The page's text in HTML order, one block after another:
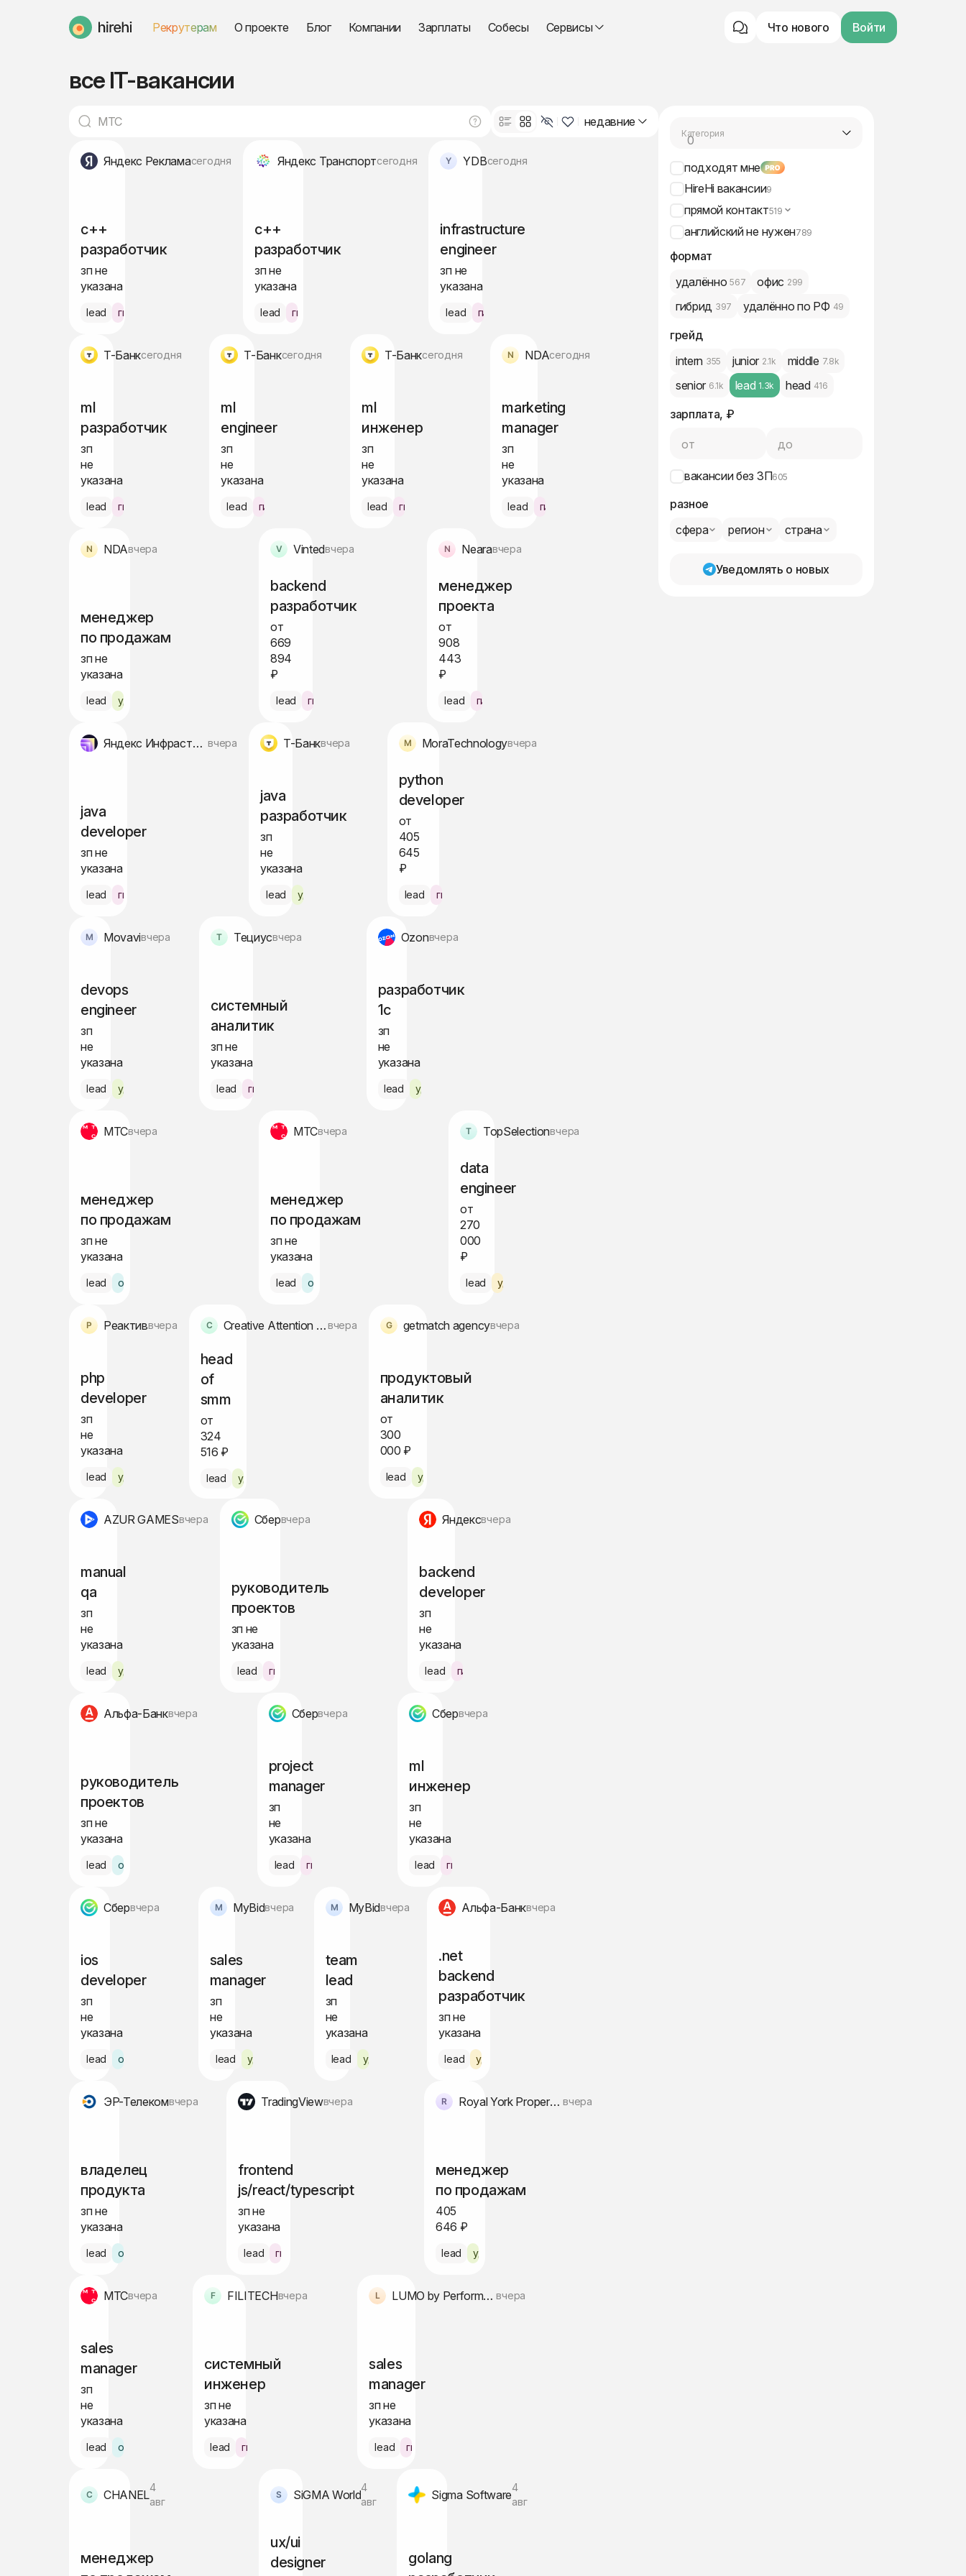
HireHi Рекрутерам О проекте Блог Компании Зарплаты Собесы Сервисы Что нового Войти
все IT-вакансии
недавние
Яндекс Рекламасегодня
c++
разработчик
зп не
указана
lead гибрид Москва
Яндекс Транспортсегодня
c++
разработчик
зп не
указана
lead гибрид
YDBсегодня
infrastructure
engineer
зп не
указана
lead гибрид Белград
Т-Банксегодня
ml
разработчик
зп
не
указана
lead гибрид Москва
Т-Банксегодня
ml
engineer
зп
не
указана
lead гибрид Москва
Т-Банксегодня
ml
инженер
зп
не
указана
lead гибрид Москва
NDAсегодня
marketing
manager
зп
не
указана
lead гибрид Варшава
NDAвчера
менеджер
по продажам
зп не
указана
lead удалённо
Vintedвчера
backend
разработчик
от
669
894
₽
lead гибрид Амстердам
Nearaвчера
менеджер
проекта
от
908
443
₽
lead гибрид Берлин
Яндекс Инфраструктура вчера
java
developer
зп не
указана
lead гибрид
Т-Банквчера
java
разработчик
зп
не
указана
lead удалённо
MoraTechnologyвчера
python
developer
от
405
645
₽
lead гибрид Варшава
Movaviвчера
devops
engineer
зп
не
указана
lead удалённо
Тециусвчера
системный
аналитик
зп не
указана
lead гибрид Москва
Ozonвчера
разработчик
1c
зп
не
указана
lead удалённо
МТСвчера
менеджер
по продажам
зп не
указана
lead офис Питер
МТСвчера
менеджер
по продажам
зп не
указана
lead офис Питер
TopSelectionвчера
data
engineer
от
270
000
₽
lead удалённо по РФ
Реактиввчера
php
developer
зп
не
указана
lead удалённо
Creative Attention Companyвчера
head
of
smm
от
324
516 ₽
lead удалённо
getmatch agencyвчера
продуктовый
аналитик
от
300
000 ₽
lead удалённо
AZUR GAMESвчера
manual
qa
зп
не
указана
lead удалённо
Сбервчера
руководитель
проектов
зп не
указана
lead гибрид Москва
Яндексвчера
backend
developer
зп
не
указана
lead гибрид
Альфа-Банквчера
руководитель
проектов
зп не
указана
lead офис Москва
Сбервчера
project
manager
зп
не
указана
lead гибрид Москва
Сбервчера
ml
инженер
зп
не
указана
lead гибрид Москва
Сбервчера
ios
developer
зп
не
указана
lead офис Москва
MyBidвчера
sales
manager
зп
не
указана
lead удалённо
MyBidвчера
team
lead
зп
не
указана
lead удалённо
Альфа-Банквчера
.net
backend
разработчик
зп не
указана
lead удалённо по РФ
ЭР-Телекомвчера
владелец
продукта
зп не
указана
lead офис Пермь
TradingViewвчера
frontend
js/react/typescript
зп не
указана
lead гибрид
Royal York Property Management вчера
менеджер
по продажам
405
646 ₽
lead удалённо
МТСвчера
sales
manager
зп
не
указана
lead офис Кызыл
FILITECHвчера
системный
инженер
зп не
указана
lead гибрид
LUMO by Performance Group вчера
sales
manager
зп не
указана
lead гибрид Варшава
CHANEL
4
авг
менеджер
SiGMA World
4
авг
ux/ui
designer
Sigma Software
4
авг
golang
Категория
все вакансии
0
подходят мне
HireHi вакансии9
прямой контакт519
английский не нужен789
формат
удалённо 567 офис 299
гибрид 397 удалённо по РФ 49
грейд
intern 355 junior 2.1k middle 7.8k
senior 6.1k lead 1.3k head 416
зарплата, ₽
от до
вакансии без ЗП605
разное
сфера
регион страна
Уведомлять о новых